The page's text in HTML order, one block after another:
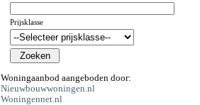
Prijsklasse
Woningaanbod aangeboden door:
Nieuwbouwwoningen.nl
Woningennet.nl